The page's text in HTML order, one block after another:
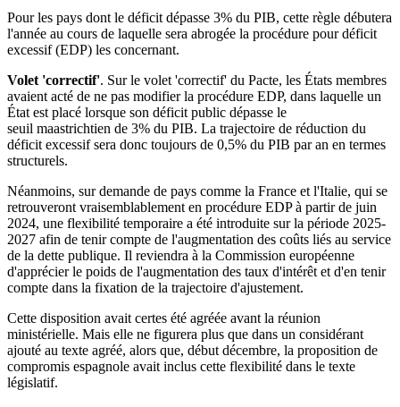
Pour les pays dont le déficit dépasse 3% du PIB, cette règle débutera
l'année au cours de laquelle sera abrogée la procédure pour déficit
excessif (EDP) les concernant.
Volet 'correctif'. Sur le volet 'correctif' du Pacte, les États membres
avaient acté de ne pas modifier la procédure EDP, dans laquelle un
État est placé lorsque son déficit public dépasse le
seuil maastrichtien de 3% du PIB. La trajectoire de réduction du
déficit excessif sera donc toujours de 0,5% du PIB par an en termes
structurels.
Néanmoins, sur demande de pays comme la France et l'Italie, qui se
retrouveront vraisemblablement en procédure EDP à partir de juin
2024, une flexibilité temporaire a été introduite sur la période 2025-
2027 afin de tenir compte de l'augmentation des coûts liés au service
de la dette publique. Il reviendra à la Commission européenne
d'apprécier le poids de l'augmentation des taux d'intérêt et d'en tenir
compte dans la fixation de la trajectoire d'ajustement.
Cette disposition avait certes été agréée avant la réunion
ministérielle. Mais elle ne figurera plus que dans un considérant
ajouté au texte agréé, alors que, début décembre, la proposition de
compromis espagnole avait inclus cette flexibilité dans le texte
législatif.